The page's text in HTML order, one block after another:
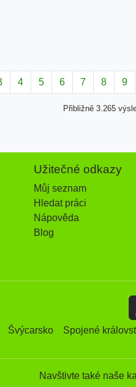
4 5 6 7 8 9
Přibližně 3.265
Užitečné odkazy
Můj seznam
Hledat práci
Nápověda
Blog
Švýcarsko Spojené
Navštivte také naše